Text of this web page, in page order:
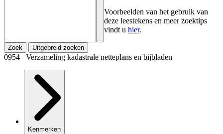
Voorbeelden van het gebruik van
deze leestekens en meer zoektips
vindt u hier.
Zoek Uitgebreid zoeken
0954 Verzameling kadastrale netteplans en bijbladen
Kenmerken